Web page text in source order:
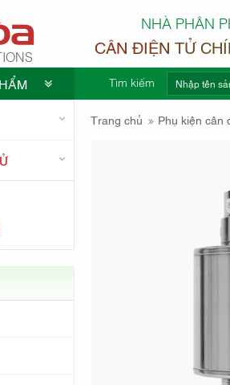
NHÀ PHÂN
CÂN ĐIỆN TỬ
Tìm kiếm
TY
HÒA
Trang chủ Phụ kiện cân